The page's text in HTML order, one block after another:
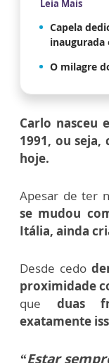
Leia Mais
Capela
inaugurada
O milagre
Carlo nasceu
1991, ou
hoje.
Apesar de ter
se mudou
Itália, ainda
Desde cedo
proximidade
que duas
exatamente
“Estar